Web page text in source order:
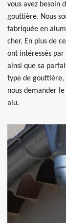
vous avez besoin
gouttière. Nous
fabriquée en
cher. En plus de
ont intéressés par
ainsi que sa
type de gouttière,
nous demander
alu.